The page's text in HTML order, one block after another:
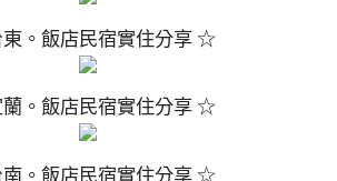
。飯店民宿實住分享 ☆
。飯店民宿實住分享 ☆
。飯店民宿實住分享 ☆